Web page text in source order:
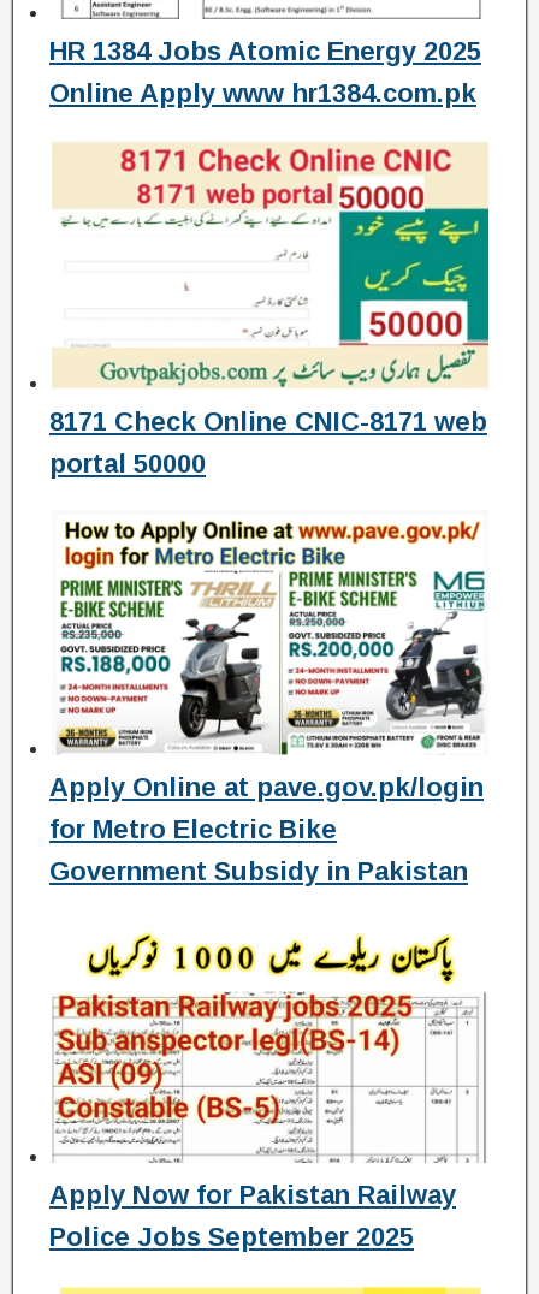
HR 1384 Jobs Atomic Energy 2025
Online Apply www hr1384.com.pk
8171 Check Online CNIC-8171 web
portal 50000
Apply Online at pave.gov.pk/login
for Metro Electric Bike
Government Subsidy in Pakistan
Apply Now for Pakistan Railway
Police Jobs September 2025